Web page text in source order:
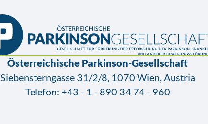
Österreichische Parkinson-Gesellschaft
Siebensterngasse 31/2/8, 1070 Wien, Austria
Telefon: +43 - 1 - 890 34 74 - 960